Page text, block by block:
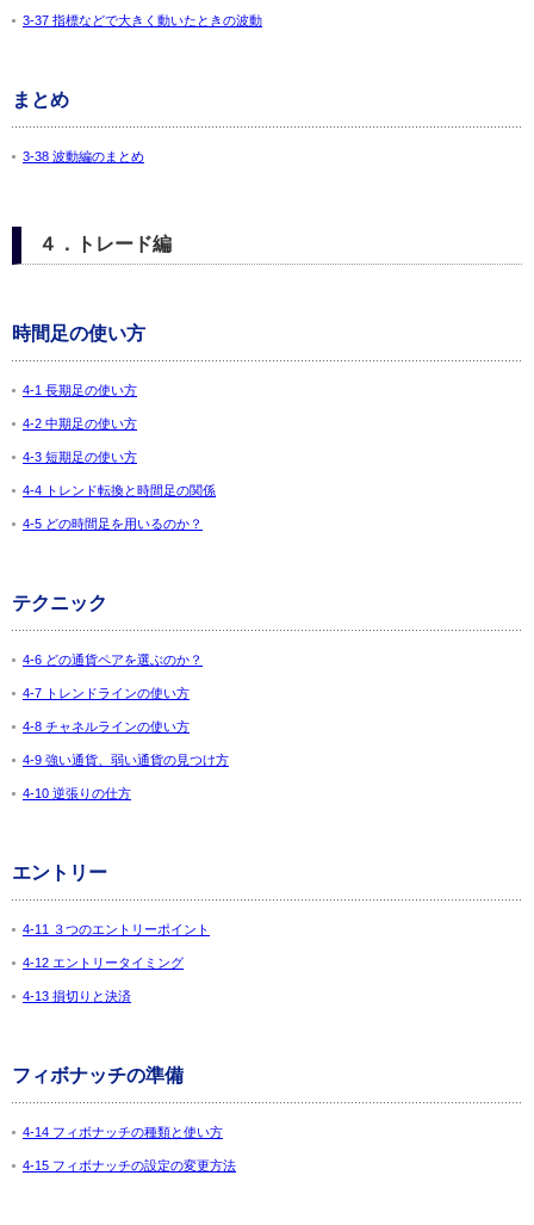
3-37 指標などで大きく動いたときの波動
まとめ
3-38 波動編のまとめ
４．トレード編
時間足の使い方
4-1 長期足の使い方
4-2 中期足の使い方
4-3 短期足の使い方
4-4 トレンド転換と時間足の関係
4-5 どの時間足を用いるのか？
テクニック
4-6 どの通貨ペアを選ぶのか？
4-7 トレンドラインの使い方
4-8 チャネルラインの使い方
4-9 強い通貨、弱い通貨の見つけ方
4-10 逆張りの仕方
エントリー
4-11 ３つのエントリーポイント
4-12 エントリータイミング
4-13 損切りと決済
フィボナッチの準備
4-14 フィボナッチの種類と使い方
4-15 フィボナッチの設定の変更方法